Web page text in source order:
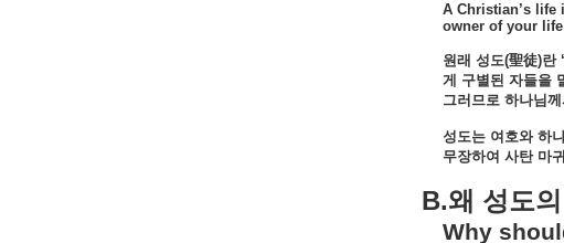
A Christian’s
owner of your
원래 성도(聖徒)란‘
게
구별된 자들을
그러므로 하나님께
성도는 여호와 하
무장하여 사탄 마귀
B.왜 성도의
Why